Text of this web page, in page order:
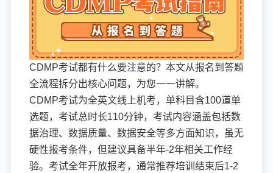
CDMP考试都有什么要注意的？本文从报名到答题
全流程拆分出核心问题，为您一一讲解。
CDMP考试为全英文线上机考，单科目含100道单
选题，考试总时长110分钟，考试内容涵盖包括数
据治理、数据质量、数据安全等多方面知识，虽无
硬性报考条件，但建议具备半年-2年相关工作经
验。考试全年开放报考，通常推荐培训结束后1-2